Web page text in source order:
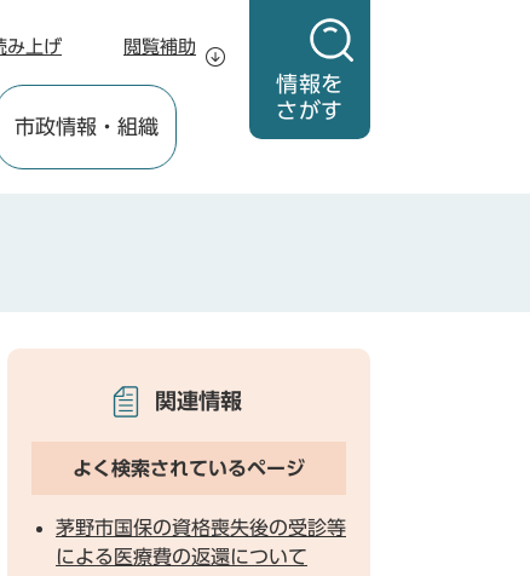
情報を
さがす
み上げ 閲覧補助
市政情報 ・組織
関連情報
よく検索されているページ
茅野市国保の資格喪失後の受診等
による医療費の返還について